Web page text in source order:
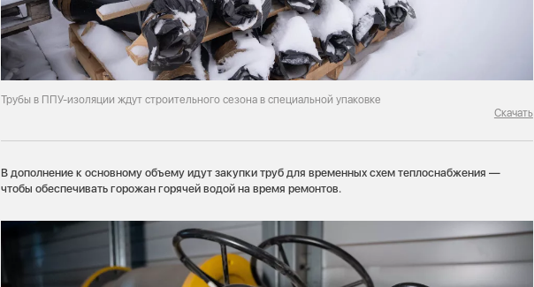
Трубы в ППУ-изоляции ждут строительного сезона в специальной упаковке
Скачать
В дополнение к основному объему идут закупки труб для временных схем теплоснабжения —
чтобы обеспечивать горожан горячей водой на время ремонтов.